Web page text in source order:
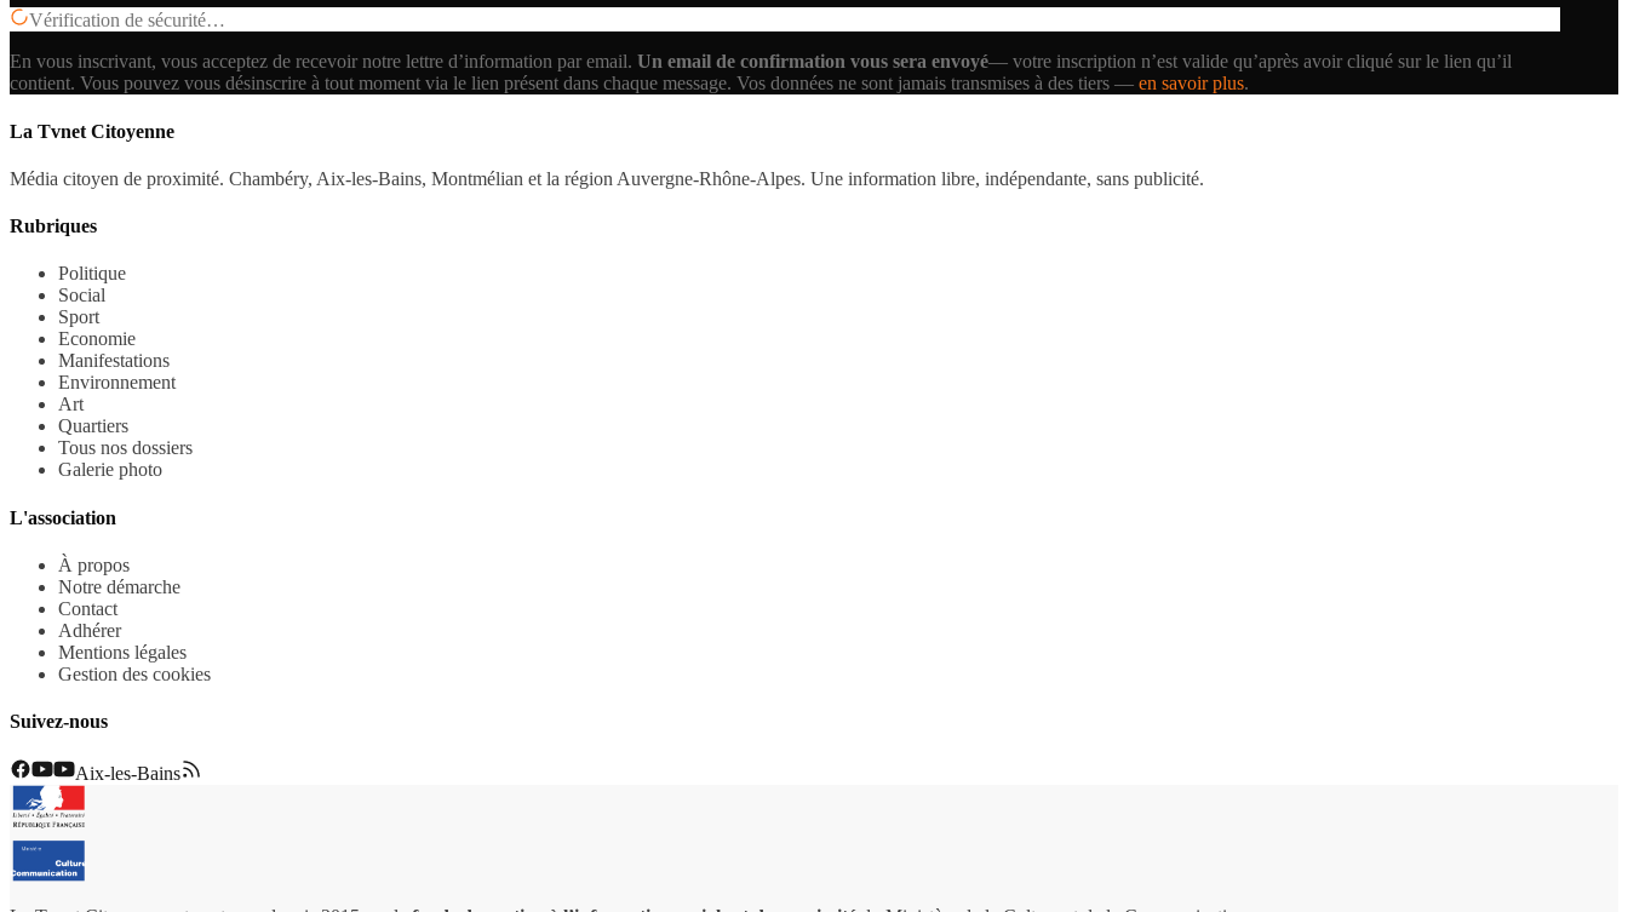
Vérification de sécurité…
En vous inscrivant, vous acceptez de recevoir notre lettre d’information par email. Un email de confirmation vous sera envoyé— votre inscription n’est valide qu’après avoir cliqué sur le lien qu’il
contient. Vous pouvez vous désinscrire à tout moment via le lien présent dans chaque message. Vos données ne sont jamais transmises à des tiers — en savoir plus.
La Tvnet Citoyenne
Média citoyen de proximité. Chambéry, Aix-les-Bains, Montmélian et la région Auvergne-Rhône-Alpes. Une information libre, indépendante, sans publicité.
Rubriques
Politique
Social
Sport
Economie
Manifestations
Environnement
Art
Quartiers
Tous nos dossiers
Galerie photo
L'association
À propos
Notre démarche
Contact
Adhérer
Mentions légales
Gestion des cookies
Suivez-nous
Aix-les-Bains